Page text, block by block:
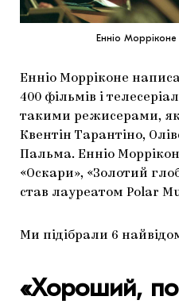
Енніо
Енніо Морріконе
400 фільмів і
такими режисерами,
Квентін Тарантіно,
Пальма. Енніо
«Оскари», «Золотий
став лауреатом Polar
Ми підібрали 6
«Хороший,